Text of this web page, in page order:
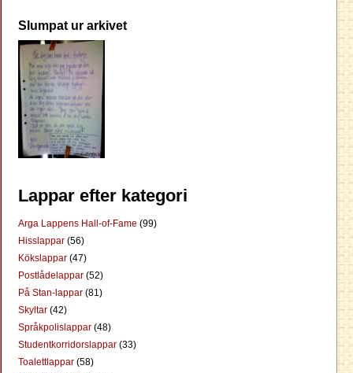
Slumpat ur arkivet
Lappar efter kategori
Arga Lappens Hall-of-Fame (99)
Hisslappar (56)
Kökslappar (47)
Postlådelappar (52)
På Stan-lappar (81)
Skyltar (42)
Språkpolislappar (48)
Studentkorridorslappar (33)
Toalettlappar (58)